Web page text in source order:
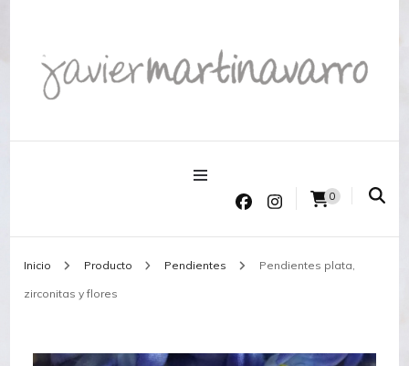
Joyería Javier Martinavarro
0
Inicio Producto Pendientes Pendientes plata,
zirconitas y flores